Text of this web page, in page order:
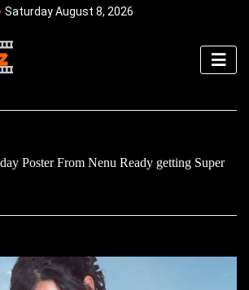
Saturday August 8, 2026
Poster From Nenu Ready getting Super